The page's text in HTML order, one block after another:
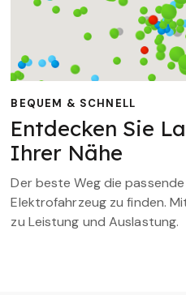
BEQUEM & SCHNELL
Entdecken Sie
Ihrer Nähe
Der beste Weg die
Elektrofahrzeug zu finden.
zu Leistung und Auslastung.